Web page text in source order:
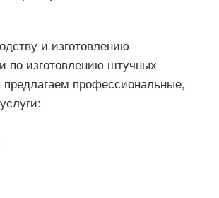
и изготовлению
по изготовлению штучных
профессиональные,